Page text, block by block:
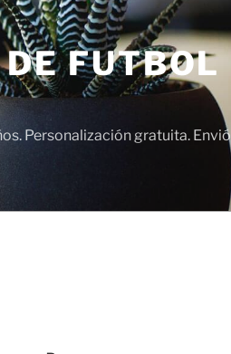
FUTBOL
Personalización gratuita.